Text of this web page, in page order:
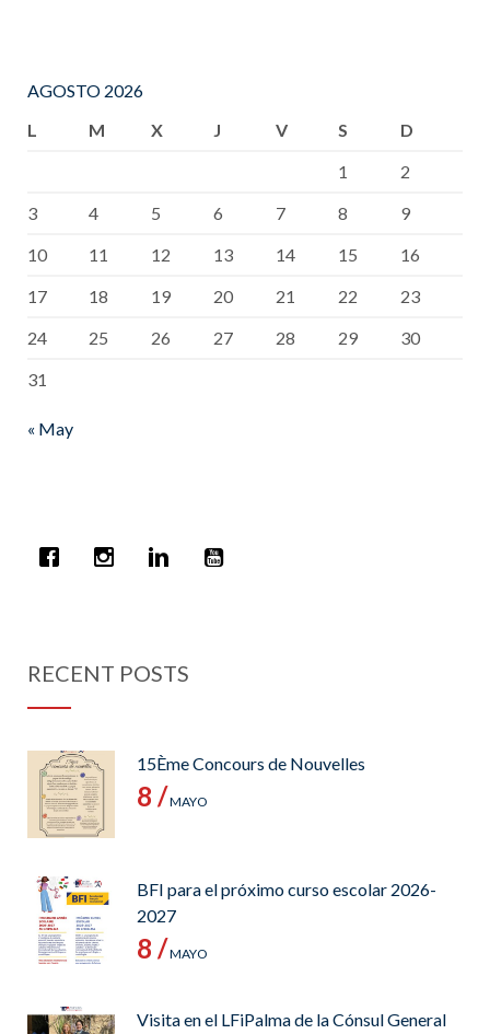
AGOSTO 2026
L
M X J V S
D
1
2
3
4 5 6 7 8
9
10
11 12 13 14 15
16
17
18 19 20 21 22
23
24
25 26 27 28 29
30
31
« May
RECENT POSTS
15Ème Concours de Nouvelles
8 /MAYO
BFI para el próximo curso escolar 2026-
2027
8 /MAYO
Visita en el LFiPalma de la Cónsul General